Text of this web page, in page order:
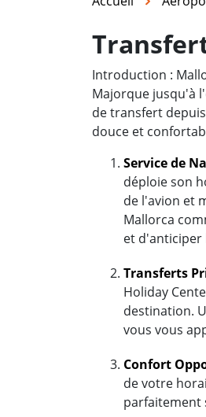
Introduction :
Majorque jusqu'à
de transfert
douce et
Service de
déploie son
de l'avion et
Mallorca
et d'anticiper
Transferts
Holiday
destination.
vous vous
Confort
de votre
parfaitement